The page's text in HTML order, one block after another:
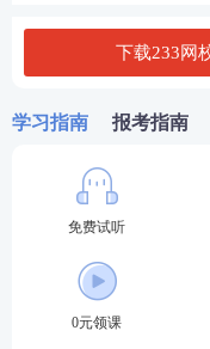
关
下载233网
学习指南 报考指南
免费试听
0元领课